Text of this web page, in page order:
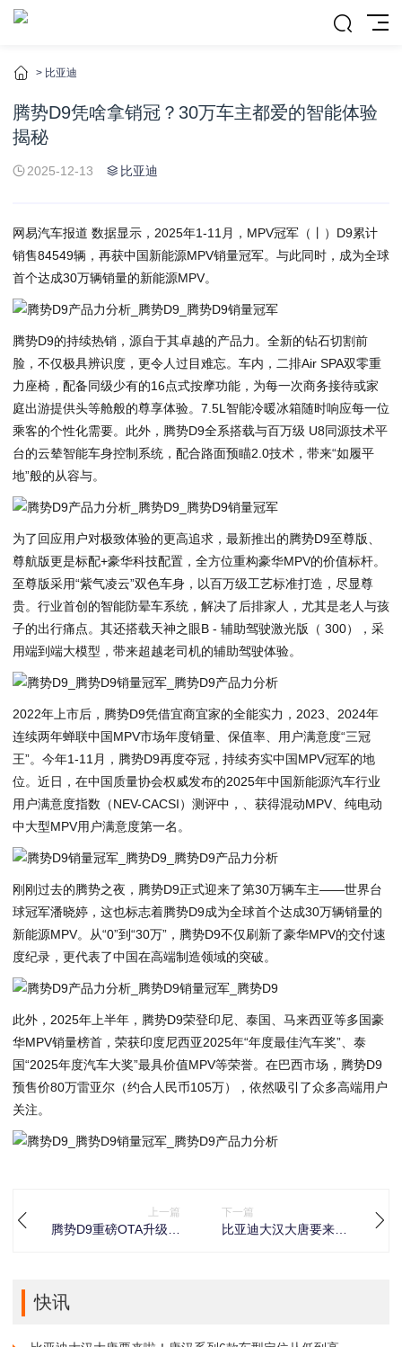
> 比亚迪
腾势D9凭啥拿销冠？30万车主都爱的智能体验
揭秘
2025-12-13 比亚迪
网易汽车报道 数据显示，2025年1-11月，MPV冠军（丨）D9累计
销售84549辆，再获中国新能源MPV销量冠军。与此同时，成为全球
首个达成30万辆销量的新能源MPV。
腾势D9的持续热销，源自于其卓越的产品力。全新的钻石切割前
脸，不仅极具辨识度，更令人过目难忘。车内，二排Air SPA双零重
力座椅，配备同级少有的16点式按摩功能，为每一次商务接待或家
庭出游提供头等舱般的尊享体验。7.5L智能冷暖冰箱随时响应每一位
乘客的个性化需要。此外，腾势D9全系搭载与百万级 U8同源技术平
台的云辇智能车身控制系统，配合路面预瞄2.0技术，带来“如履平
地”般的从容与。
为了回应用户对极致体验的更高追求，最新推出的腾势D9至尊版、
尊航版更是标配+豪华科技配置，全方位重构豪华MPV的价值标杆。
至尊版采用“紫气凌云”双色车身，以百万级工艺标准打造，尽显尊
贵。行业首创的智能防晕车系统，解决了后排家人，尤其是老人与孩
子的出行痛点。其还搭载天神之眼B - 辅助驾驶激光版（ 300），采
用端到端大模型，带来超越老司机的辅助驾驶体验。
2022年上市后，腾势D9凭借宜商宜家的全能实力，2023、2024年
连续两年蝉联中国MPV市场年度销量、保值率、用户满意度“三冠
王”。今年1-11月，腾势D9再度夺冠，持续夯实中国MPV冠军的地
位。近日，在中国质量协会权威发布的2025年中国新能源汽车行业
用户满意度指数（NEV-CACSI）测评中，、获得混动MPV、纯电动
中大型MPV用户满意度第一名。
刚刚过去的腾势之夜，腾势D9正式迎来了第30万辆车主——世界台
球冠军潘晓婷，这也标志着腾势D9成为全球首个达成30万辆销量的
新能源MPV。从“0”到“30万”，腾势D9不仅刷新了豪华MPV的交付速
度纪录，更代表了中国在高端制造领域的突破。
此外，2025年上半年，腾势D9荣登印尼、泰国、马来西亚等多国豪
华MPV销量榜首，荣获印度尼西亚2025年“年度最佳汽车奖”、泰
国“2025年度汽车大奖”最具价值MPV等荣誉。在巴西市场，腾势D9
预售价80万雷亚尔（约合人民币105万），依然吸引了众多高端用户
关注。
上一篇
腾势D9重磅OTA升级！
下一篇
比亚迪大汉大唐要来
快讯